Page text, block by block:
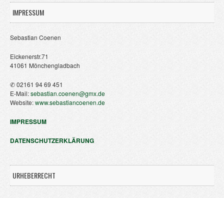
IMPRESSUM
Sebastian Coenen
Eickenerstr.71
41061 Mönchengladbach
✆ 02161 94 69 451
E-Mail:sebastian.coenen@gmx.de
Website:www.sebastiancoenen.de
IMPRESSUM
DATENSCHUTZERKLÄRUNG
URHEBERRECHT